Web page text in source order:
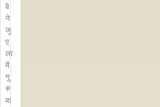
वे
ने
जु
ए
ला
में
गु
रु
वा